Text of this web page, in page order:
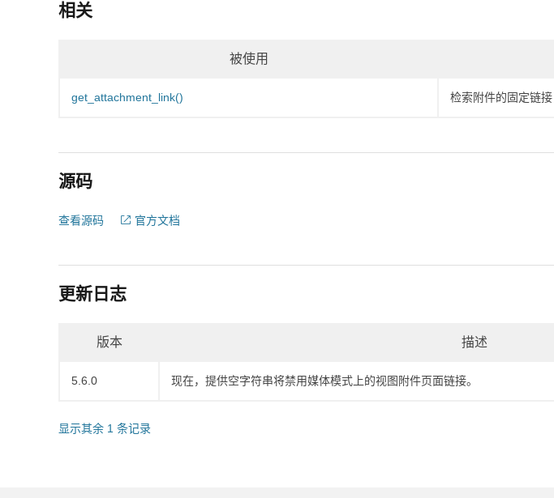
相关
被使用
get_attachment_link() 检索附件的固定链接
源码
查看源码 官方文档
更新日志
版本 描述
5.6.0 现在，提供空字符串将禁用媒体模式上的视图附件页面链接。
显示其余 1 条记录